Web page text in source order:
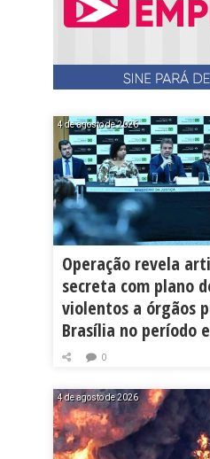
4 de agosto de 2026
Operação revela
secreta com plano
violentos a órgãos
Brasília no período
0
4 de agosto de 2026